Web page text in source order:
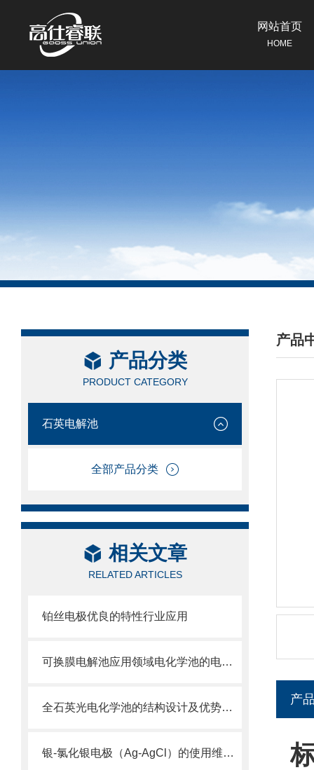
网站首页
HOME
产品分类
PRODUCT CATEGORY
石英电解池
全部产品分类
相关文章
RELATED ARTICLES
铂丝电极优良的特性行业应用
可换膜电解池应用领域电化学池的电解质类型你知道吗？
全石英光电化学池的结构设计及优势体现
银-氯化银电极（Ag-AgCl）的使用维护及注意事项
产品
/
产